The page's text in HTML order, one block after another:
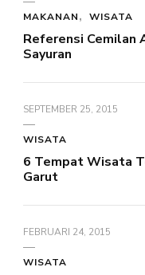
MAKANAN WISATA
Referensi Cemilan
Sayuran
SEPTEMBER 25, 2015
WISATA
6 Tempat Wisata
Garut
FEBRUARI 24, 2015
WISATA